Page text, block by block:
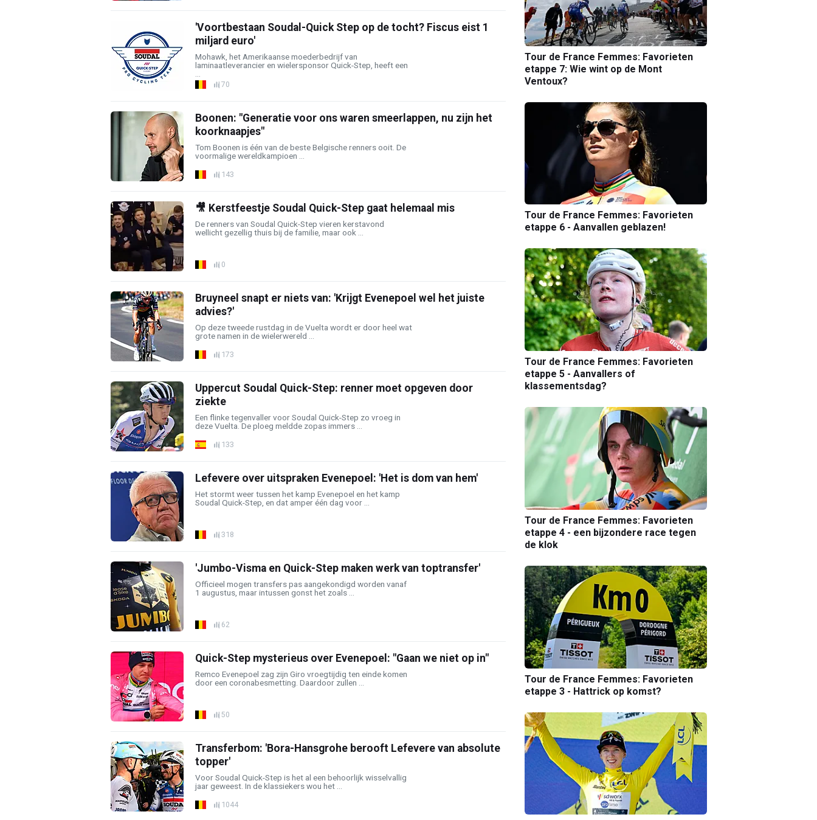
'Voortbestaan Soudal-Quick Step op de tocht? Fiscus eist 1
miljard euro'
Mohawk, het Amerikaanse moederbedrijf van
laminaatleverancier en wielersponsor Quick-Step, heeft een
70
Boonen: "Generatie voor ons waren smeerlappen, nu zijn het
koorknaapjes"
Tom Boonen is één van de beste Belgische renners ooit. De
voormalige wereldkampioen ...
143
🎥 Kerstfeestje Soudal Quick-Step gaat helemaal mis
De renners van Soudal Quick-Step vieren kerstavond
wellicht gezellig thuis bij de familie, maar ook ...
0
Bruyneel snapt er niets van: 'Krijgt Evenepoel wel het juiste
advies?'
Op deze tweede rustdag in de Vuelta wordt er door heel wat
grote namen in de wielerwereld ...
173
Uppercut Soudal Quick-Step: renner moet opgeven door
ziekte
Een flinke tegenvaller voor Soudal Quick-Step zo vroeg in
deze Vuelta. De ploeg meldde zopas immers ...
133
Lefevere over uitspraken Evenepoel: 'Het is dom van hem'
Het stormt weer tussen het kamp Evenepoel en het kamp
Soudal Quick-Step, en dat amper één dag voor ...
318
'Jumbo-Visma en Quick-Step maken werk van toptransfer'
Officieel mogen transfers pas aangekondigd worden vanaf
1 augustus, maar intussen gonst het zoals ...
62
Quick-Step mysterieus over Evenepoel: "Gaan we niet op in"
Remco Evenepoel zag zijn Giro vroegtijdig ten einde komen
door een coronabesmetting. Daardoor zullen ...
50
Transferbom: 'Bora-Hansgrohe berooft Lefevere van absolute
topper'
Voor Soudal Quick-Step is het al een behoorlijk wisselvallig
jaar geweest. In de klassiekers wou het ...
1044
Tour de France Femmes: Favorieten
etappe 7: Wie wint op de Mont
Ventoux?
Tour de France Femmes: Favorieten
etappe 6 - Aanvallen geblazen!
Tour de France Femmes: Favorieten
etappe 5 - Aanvallers of
klassementsdag?
Tour de France Femmes: Favorieten
etappe 4 - een bijzondere race tegen
de klok
Tour de France Femmes: Favorieten
etappe 3 - Hattrick op komst?